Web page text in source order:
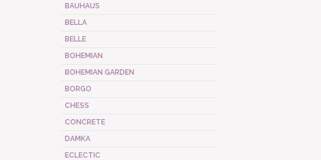
BAUHAUS
BELLA
BELLE
BOHEMIAN
BOHEMIAN GARDEN
BORGO
CHESS
CONCRETE
DAMKA
ECLECTIC